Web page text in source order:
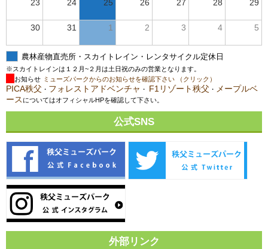
23 24 25 26 27 28 29
30 31 1 2 3 4 5
農林産物直売所・スカイトレイン・レンタサイクル定休日
※スカイトレインは１２月~２月は土日祝のみの営業となります。
お知らせ ミューズパークからのお知らせを確認下さい （クリック）
PICA秩父 ・ フォレストアドベンチャ ・ F1リゾート秩父 ・ メープルベ
ース についてはオフィシャルHPを確認して下さい。
公式SNS
外部リンク